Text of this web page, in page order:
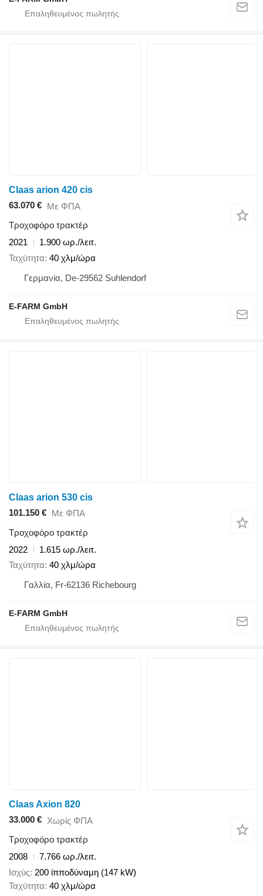
Claas arion 420 cis
63.070 € Με ΦΠΑ
Τροχοφόρο τρακτέρ
2021
1.900 ωρ./λειτ.
Ταχύτητα 40 χλμ/ώρα
Γερμανία, De-29562 Suhlendorf
E-FARM GmbH
Claas arion 530 cis
101.150 € Με ΦΠΑ
Τροχοφόρο τρακτέρ
2022
1.615 ωρ./λειτ.
Ταχύτητα 40 χλμ/ώρα
Γαλλία, Fr-62136 Richebourg
E-FARM GmbH
Claas Axion 820
33.000 € Χωρίς ΦΠΑ
Τροχοφόρο τρακτέρ
2008
7.766 ωρ./λειτ.
Ισχύς 200 ίπποδύναμη (147 kW)
Ταχύτητα 40 χλμ/ώρα